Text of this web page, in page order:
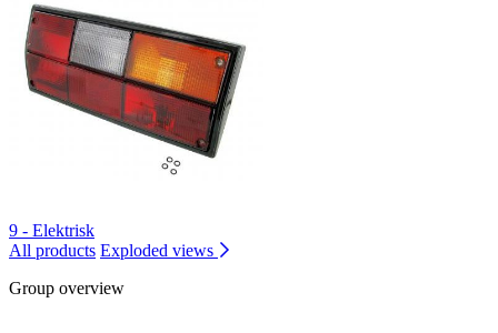
9 - Elektrisk
All products Exploded views
Group overview